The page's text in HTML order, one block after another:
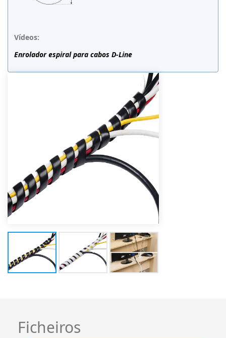
Vídeos:
Enrolador espiral para cabos D-Line
Ficheiros